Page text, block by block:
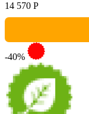
14 570 Р
-40%